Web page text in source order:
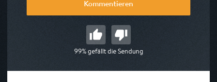
Kommentieren
99% gefällt die Sendung